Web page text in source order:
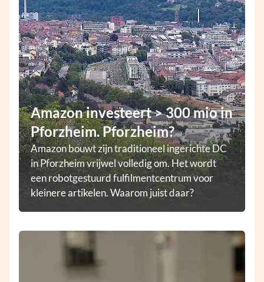
Amazon investeert > 300 mio in
Pforzheim. Pforzheim?
Amazon bouwt zijn traditioneel ingerichte DC
in Pforzheim vrijwel volledig om. Het wordt
een robotgestuurd fulfilmentcentrum voor
kleinere artikelen. Waarom juist daar?